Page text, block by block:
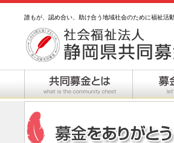
誰もが、認め合い、助け合う地域社会のために福祉活